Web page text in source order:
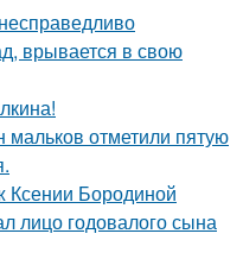
врывается в свою
отметили пятую
Бородиной
лицо годовалого сына